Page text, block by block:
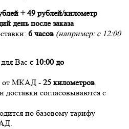
+ 49 рублей/километр
день после заказа
6 часов (например: с 12:00
Вас с 10:00 до
от МКАД - 25 километров.
доставки согласовываются с
по базовому тарифу